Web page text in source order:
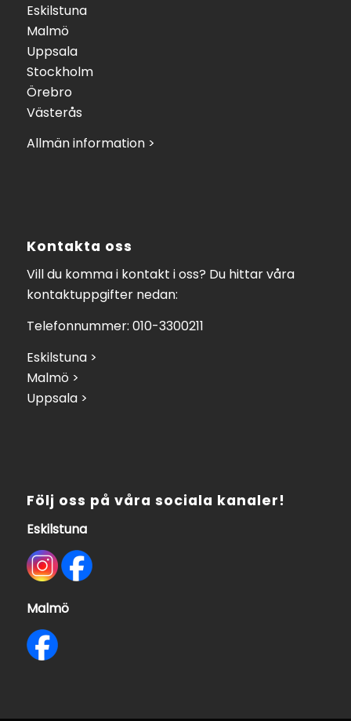
Eskilstuna
Malmö
Uppsala
Stockholm
Örebro
Västerås
Allmän information >
Kontakta oss
Vill du komma i kontakt i oss? Du hittar våra
kontaktuppgifter nedan:
Telefonnummer: 010-3300211
Eskilstuna >
Malmö >
Uppsala >
Följ oss på våra sociala kanaler!
Eskilstuna
Malmö